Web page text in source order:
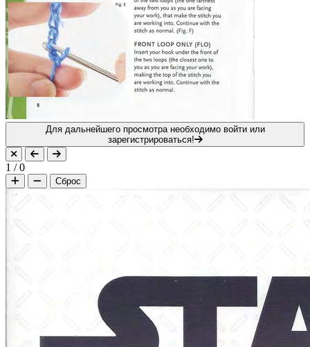
Для дальнейшего просмотра необходимо войти или
зарегистрироваться!
1 /0
Сброс